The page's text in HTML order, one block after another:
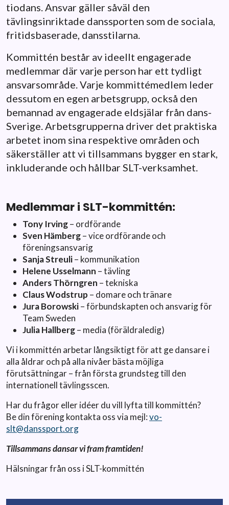
tiodans. Ansvar gäller såväl den
tävlingsinriktade danssporten som de sociala,
fritidsbaserade, dansstilarna.
Kommittén består av ideellt engagerade
medlemmar där varje person har ett tydligt
ansvarsområde. Varje kommittémedlem leder
dessutom en egen arbetsgrupp, också den
bemannad av engagerade eldsjälar från dans-
Sverige. Arbetsgrupperna driver det praktiska
arbetet inom sina respektive områden och
säkerställer att vi tillsammans bygger en stark,
inkluderande och hållbar SLT-verksamhet.
Medlemmar i SLT-kommittén:
Tony Irving– ordförande
Sven Hämberg– vice ordförande och
föreningsansvarig
Sanja Streuli– kommunikation
Helene Usselmann – tävling
Anders Thörngren – tekniska
Claus Wodstrup – domare och tränare
Jura Borowski– förbundskapten och ansvarig för
Team Sweden
Julia Hallberg– media (föräldraledig)
Vi i kommittén arbetar långsiktigt för att ge dansare i
alla åldrar och på alla nivåer bästa möjliga
förutsättningar – från första grundsteg till den
internationell tävlingsscen.
Har du frågor eller idéer du vill lyfta till kommittén?
Be din förening kontakta oss via mejl:vo-
slt@danssport.org
Tillsammans dansar vi fram framtiden!
Hälsningar från oss i SLT-kommittén